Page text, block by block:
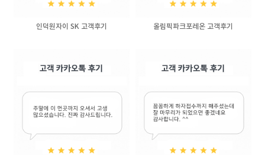
인덕원자이 SK 고객후기 올림픽파크포레온 고객후기